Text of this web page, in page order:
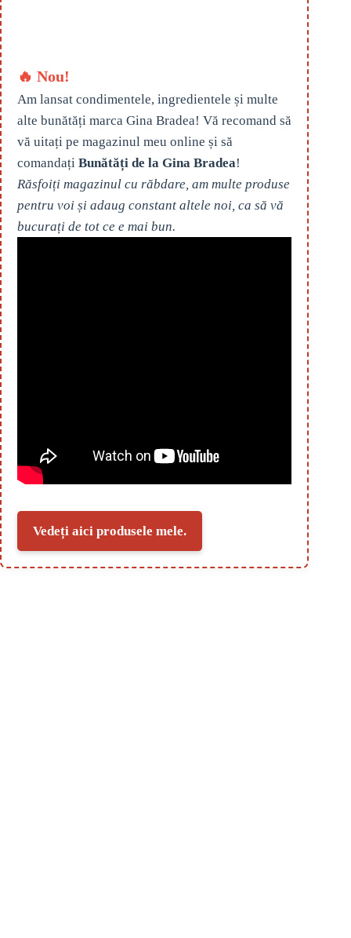
🔥 Nou!
Am lansat condimentele, ingredientele și multe
alte bunătăți marca Gina Bradea! Vă recomand să
vă uitați pe magazinul meu online și să
comandați Bunătăți de la Gina Bradea!
Răsfoiți magazinul cu răbdare, am multe produse
pentru voi și adaug constant altele noi, ca să vă
bucurați de tot ce e mai bun.
Vedeți aici produsele mele.